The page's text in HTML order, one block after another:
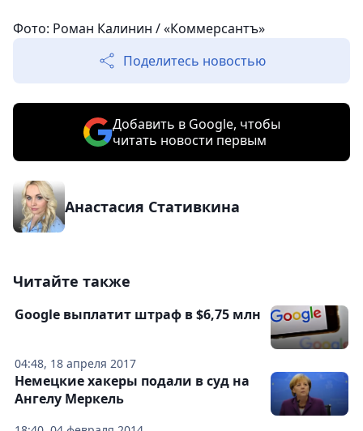
Фото: Роман Калинин / «Коммерсантъ»
Поделитесь новостью
Добавить в Google, чтобы
читать новости первым
Анастасия Стативкина
Читайте также
04:48, 18 апреля 2017
Google выплатит штраф в $6,75 млн
Немецкие хакеры подали в суд на
Ангелу Меркель